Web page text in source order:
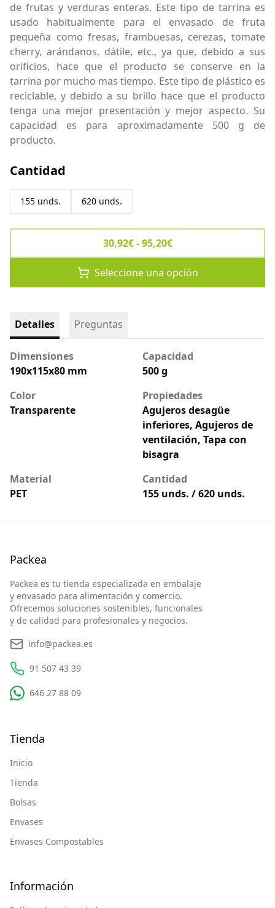
de frutas y verduras enteras. Este tipo de tarrina es
usado habitualmente para el envasado de fruta
pequeña como fresas, frambuesas, cerezas, tomate
cherry, arándanos, dátile, etc., ya que, debido a sus
orificios, hace que el producto se conserve en la
tarrina por mucho mas tiempo. Este tipo de plástico es
reciclable, y debido a su brillo hace que el producto
tenga una mejor presentación y mejor aspecto. Su
capacidad es para aproximadamente 500 g de
producto.
Cantidad
155 unds. 620 unds.
30,92€ - 95,20€
Seleccione una opción
Detalles Preguntas
Dimensiones
190x115x80 mm
Capacidad
500 g
Color
Transparente
Propiedades
Agujeros desagüe
inferiores, Agujeros de
ventilación, Tapa con
bisagra
Material
PET
Cantidad
155 unds. / 620 unds.
Packea
Packea es tu tienda especializada en embalaje
y envasado para alimentación y comercio.
Ofrecemos soluciones sostenibles, funcionales
y de calidad para profesionales y negocios.
info@packea.es
91 507 43 39
646 27 88 09
Tienda
Inicio
Tienda
Bolsas
Envases
Envases Compostables
Información